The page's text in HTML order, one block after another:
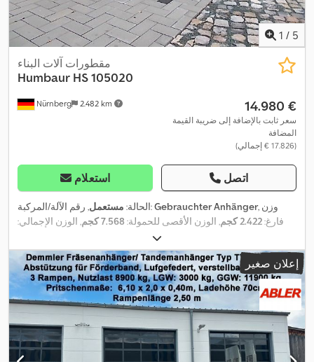
1 / 5
Nürnberg 2.482 km
مقطورات آلات البناء
Humbaur HS 105020
‏14.980 €
سعر ثابت بالإضافة إلى ضريبة القيمة
المضافة
(‏17.826 € إجمالي)
استعلام اتصل
الحالة: مستعمل , رقم الآلة/المركبة:Gebrauchter Anhänger, وزن
فارغ:2.422 كجم , الوزن الأقصى للحمولة: 7.568 كجم
, الوزن الإجمالي:
محورين
القادم (TÜV):05/2021 , طول مساحة التحميل:5.000 مم
, عرض مساحة
التحميل:2.010 مم , ارتفاع مساحة التحميل:250 مم
, حجم مساحة
التحميل:2,5 م³ , تعليق:فولاذ, سنة الصنع:2022 ,
إعلان صغير